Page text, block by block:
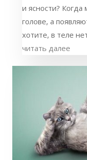
и ясности?
голове, а
хотите, в теле
читать далее